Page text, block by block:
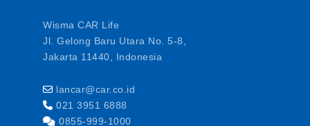
Wisma CAR Life
Jl. Gelong Baru Utara No. 5-8,
Jakarta 11440, Indonesia
lancar@car.co.id
021 3951 6888
0855-999-1000